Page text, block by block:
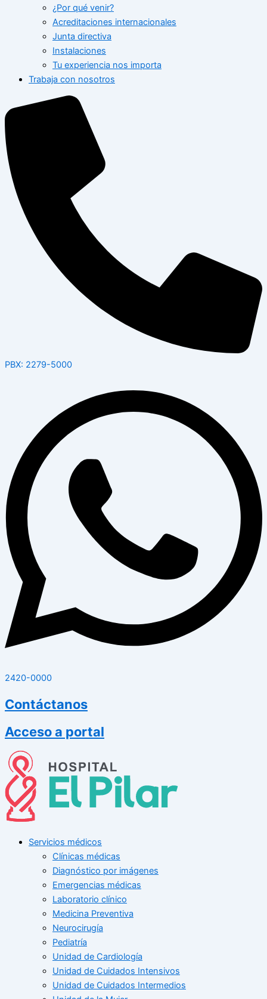
¿Por qué venir?
Acreditaciones internacionales
Junta directiva
Instalaciones
Tu experiencia nos importa
Trabaja con nosotros
PBX: 2279-5000
2420-0000
Contáctanos
Acceso a portal
Servicios médicos
Clínicas médicas
Diagnóstico por imágenes
Emergencias médicas
Laboratorio clínico
Medicina Preventiva
Neurocirugía
Pediatría
Unidad de Cardiología
Unidad de Cuidados Intensivos
Unidad de Cuidados Intermedios